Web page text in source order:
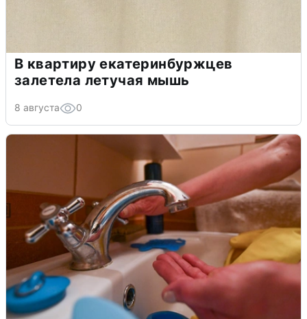
В квартиру екатеринбуржцев
залетела летучая мышь
8 августа 0